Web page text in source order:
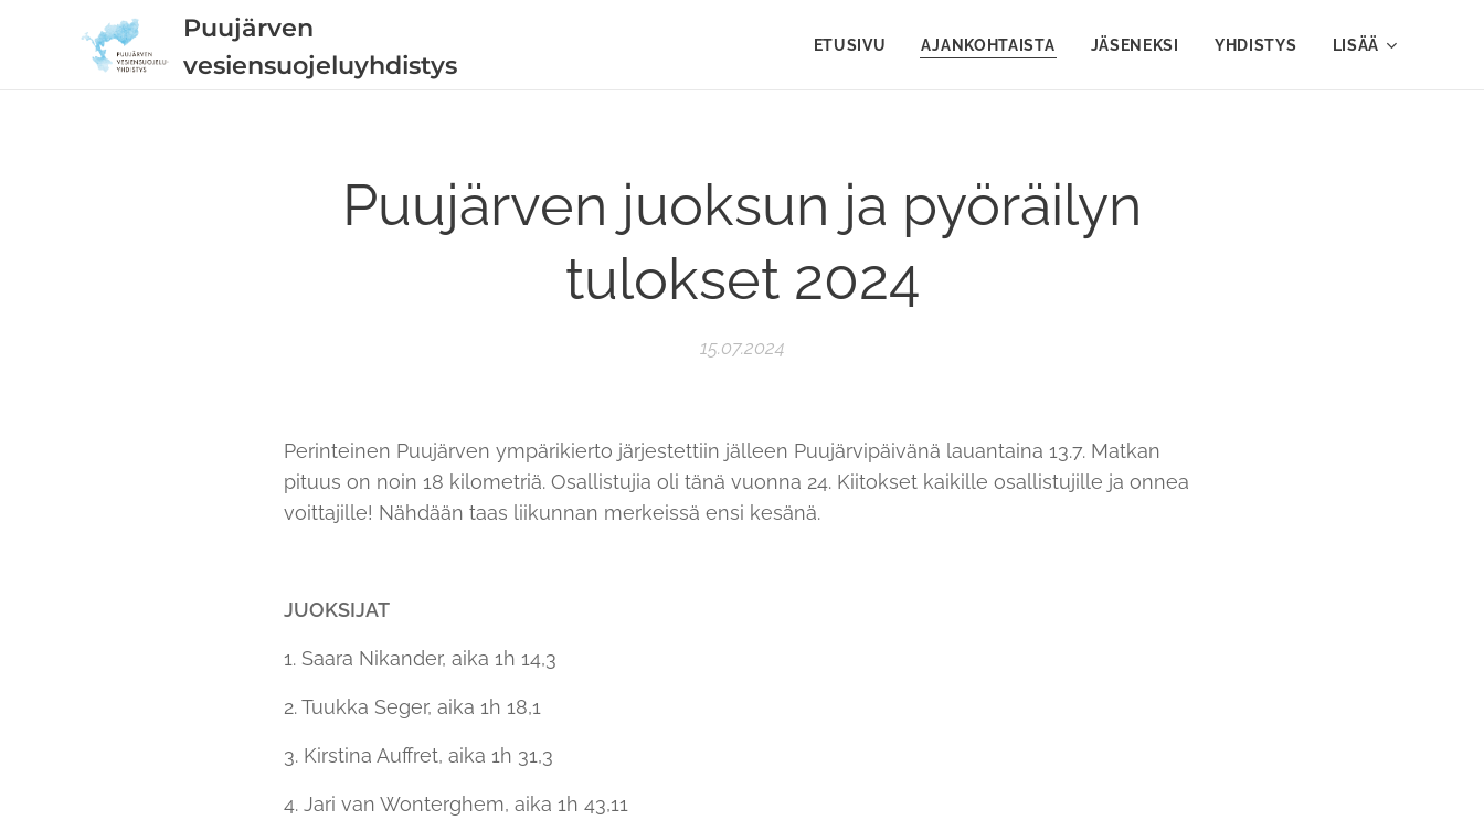
Puujärven
vesiensuojeluyhdistys
ETUSIVU AJANKOHTAISTA JÄSENEKSI YHDISTYS LISÄÄ
Puujärven juoksun ja pyöräilyn
tulokset 2024
15.07.2024
Perinteinen Puujärven ympärikierto järjestettiin jälleen Puujärvipäivänä lauantaina 13.7. Matkan
pituus on noin 18 kilometriä. Osallistujia oli tänä vuonna 24. Kiitokset kaikille osallistujille ja onnea
voittajille! Nähdään taas liikunnan merkeissä ensi kesänä.
JUOKSIJAT
1. Saara Nikander, aika 1h 14,3
2. Tuukka Seger, aika 1h 18,1
3. Kirstina Auffret, aika 1h 31,3
4. Jari van Wonterghem, aika 1h 43,11